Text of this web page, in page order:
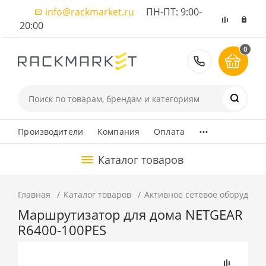
info@rackmarket.ru ПН-ПТ: 9:00-
20:00
8 (495)
0
Производители Компания Оплата ...
Каталог товаров
Главная Каталог товаров Активное сетевое
Маршрутизатор для дома NETGEAR
R6400-100PES